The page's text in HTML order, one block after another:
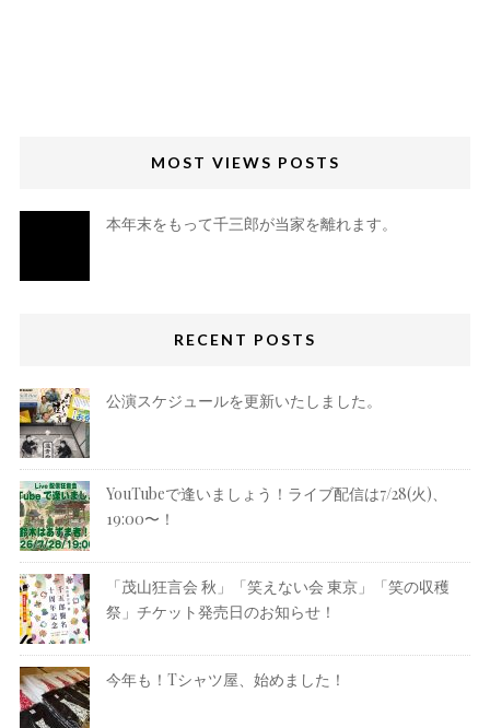
MOST VIEWS POSTS
本年末をもって千三郎が当家を離れます。
RECENT POSTS
公演スケジュールを更新いたしました。
YouTubeで逢いましょう！ライブ配信は7/28(火)、
19:00〜！
「茂山狂言会 秋」「笑えない会 東京」「笑の収穫
祭」チケット発売日のお知らせ！
今年も！Tシャツ屋、始めました！